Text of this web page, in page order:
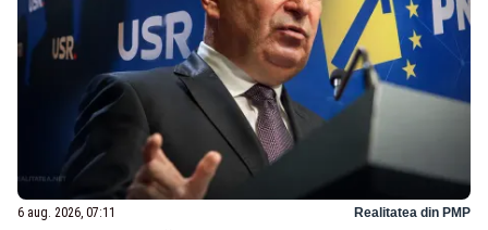
6 aug. 2026, 07:11 Realitatea din PMP